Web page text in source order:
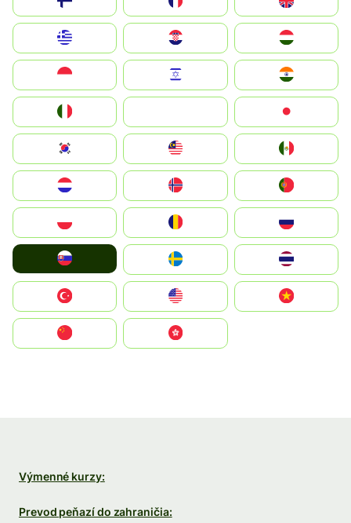
Magyarország
South Korea
United States
中國香港特別行政區
Výmenné kurzy:
Prevod peňazí do zahraničia: